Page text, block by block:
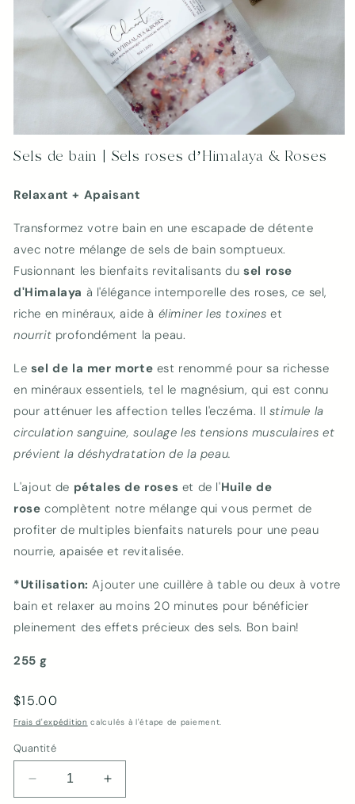
le
média
une
modale
Sels de bain | Sels roses d’Himalaya & Roses
Relaxant + Apaisant
Transformez votre bain en une escapade de détente
avec notre mélange de sels de bain somptueux.
Fusionnant les bienfaits revitalisants dusel rose
d'Himalaya à l'élégance intemporelle des roses, ce sel,
riche en minéraux, aide à éliminer les toxines et
nourrit profondément la peau.
Le sel de la mer morte est renommé pour sa richesse
en minéraux essentiels, tel le magnésium, qui est connu
pour atténuer les affection telles l'eczéma. Il stimule la
circulation sanguine, soulage les tensions musculaires et
prévient la déshydratation de la peau.
L'ajout de pétales de roses et de l'Huile de
rose complètent notre mélange qui vous permet de
profiter de multiples bienfaits naturels pour une peau
nourrie, apaisée et revitalisée.
*Utilisation:Ajouter une cuillère à table ou deux à votre
bain et relaxer au moins 20 minutes pour bénéficier
pleinement des effets précieux des sels. Bon bain!
255 g
Prix
habituel
$15.00
Frais d'expédition calculés à l'étape de paiement.
Quantité
Réduire
Augmenter